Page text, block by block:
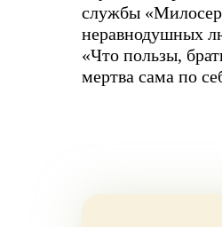
службы
неравнодушных
«Что пользы,
мертва сама по